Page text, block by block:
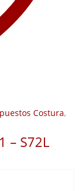
Costura,
– S72L